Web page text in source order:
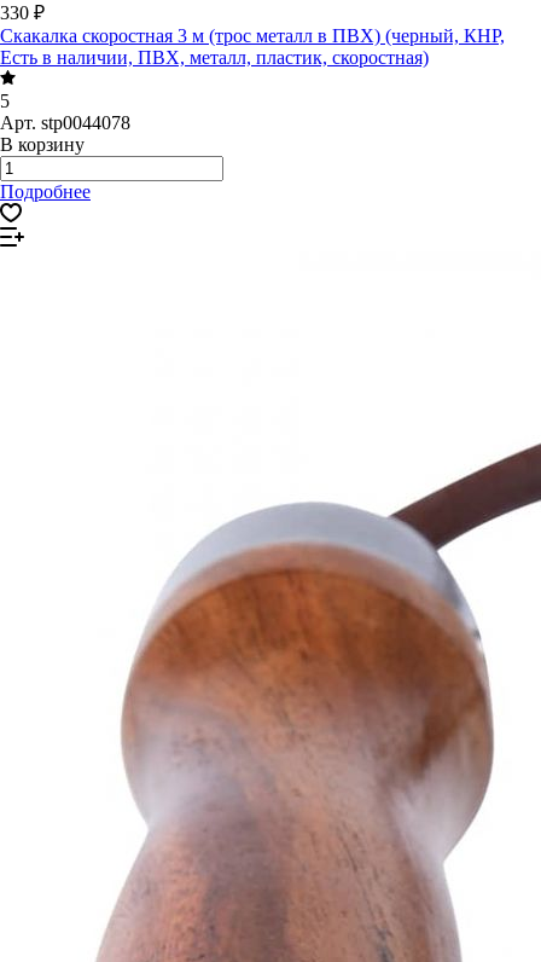
330 ₽
Скакалка скоростная 3 м (трос металл в ПВХ) (черный, КНР,
Есть в наличии, ПВХ, металл, пластик, скоростная)
5
Арт. stp0044078
В корзину
Подробнее